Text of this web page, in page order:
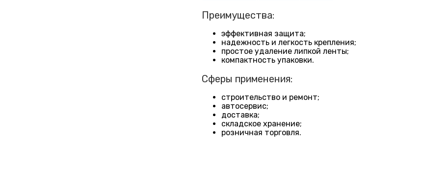
Преимущества:
эффективная защита;
надежность и легкость крепления;
простое удаление липкой ленты;
компактность упаковки.
Сферы применения:
строительство и ремонт;
автосервис;
доставка;
складское хранение;
розничная торговля.